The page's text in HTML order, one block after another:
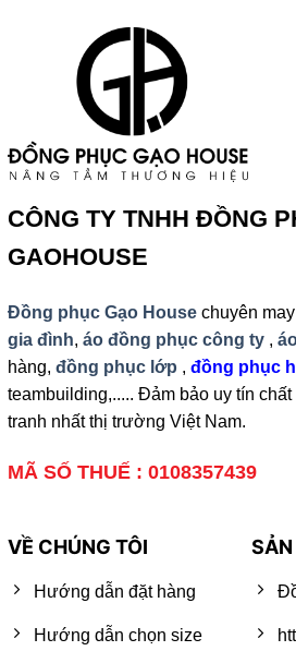
CÔNG TY TNHH ĐỒNG
GAOHOUSE
Đồng phục Gạo Housechuyên
gia đình, áo đồng phục công ty,
hàng, đồng phục lớp , đồng phục
teambuilding,..... Đảm bảo uy tín
tranh nhất thị trường Việt Nam.
MÃ SỐ THUẾ : 0108357439
VỀ CHÚNG TÔI
Hướng dẫn đặt hàng
Hướng dẫn chọn size